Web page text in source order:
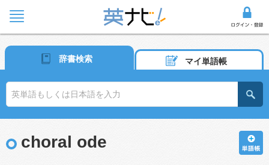
辞書検索 マイ単語帳
choral ode